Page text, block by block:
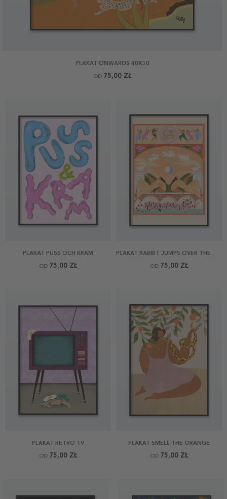
PLAKAT ONWARDS 40X30
OD 75,00 ZŁ
PLAKAT PUSS OCH KRAM
OD 75,00 ZŁ
PLAKAT RABBIT JUMPS OVER THE MOON
OD 75,00 ZŁ
PLAKAT RETRO TV
OD 75,00 ZŁ
PLAKAT SMELL THE ORANGE
OD 75,00 ZŁ